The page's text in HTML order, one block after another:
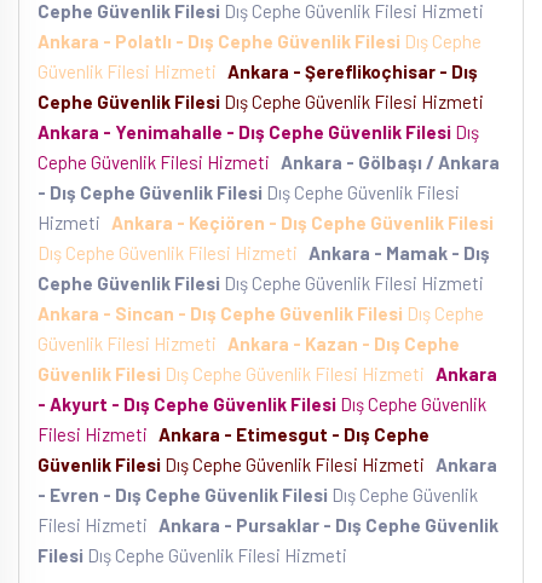
Cephe Güvenlik Filesi Dış Cephe Güvenlik Filesi Hizmeti
Ankara - Polatlı - Dış Cephe Güvenlik Filesi Dış Cephe
Güvenlik Filesi Hizmeti Ankara - Şereflikoçhisar - Dış
Cephe Güvenlik Filesi Dış Cephe Güvenlik Filesi Hizmeti
Ankara - Yenimahalle - Dış Cephe Güvenlik Filesi Dış
Cephe Güvenlik Filesi Hizmeti Ankara - Gölbaşı / Ankara
- Dış Cephe Güvenlik Filesi Dış Cephe Güvenlik Filesi
Hizmeti
Ankara - Keçiören - Dış Cephe Güvenlik Filesi
Dış Cephe Güvenlik Filesi Hizmeti Ankara - Mamak - Dış
Cephe Güvenlik Filesi Dış Cephe Güvenlik Filesi Hizmeti
Ankara - Sincan - Dış Cephe Güvenlik Filesi Dış Cephe
Güvenlik Filesi Hizmeti
Ankara - Kazan - Dış Cephe
Güvenlik Filesi Dış Cephe Güvenlik Filesi Hizmeti Ankara
- Akyurt - Dış Cephe Güvenlik Filesi Dış Cephe Güvenlik
Filesi Hizmeti Ankara - Etimesgut - Dış Cephe
Güvenlik Filesi Dış Cephe Güvenlik Filesi Hizmeti Ankara
- Evren - Dış Cephe Güvenlik Filesi Dış Cephe Güvenlik
Filesi Hizmeti Ankara - Pursaklar - Dış Cephe Güvenlik
Filesi Dış Cephe Güvenlik Filesi Hizmeti